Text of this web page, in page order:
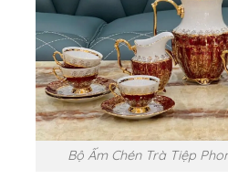
Bộ Ấm Chén Trà Tiệp